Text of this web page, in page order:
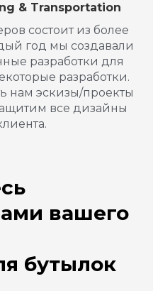
& Transportation
состоит из более
год мы создавали
разработки для
разработки.
нам эскизы/проекты
все дизайны
вашего
бутылок